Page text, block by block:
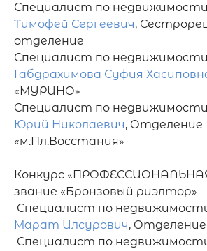
Специалист по
Тимофей Сергеевич,
отделение
Габдрахимова Суфия
«МУРИНО»
Специалист по
Юрий Николаевич, Отделение
«м.Пл.Восстания»
Конкурс
звание «Бронзовый риэлтор»
Специалист по
Марат Илсурович, Отделение
Специалист по